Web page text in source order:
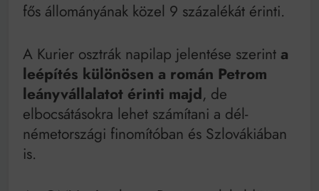
Mindenki a világot akarja uralni – de nem csak a 80-
as években
működik, ha jól van felújítva
fős állományának közel 9 százalékát érinti.
A Kurier osztrák napilap jelentése szerint a
leépítés különösen a román Petrom
leányvállalatot érinti majd, de
elbocsátásokra lehet számítani a dél-
németországi finomítóban és Szlovákiában
is.